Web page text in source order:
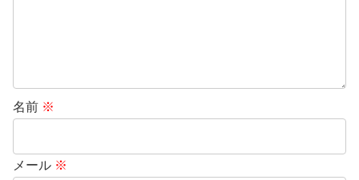
名前 ※
メール ※